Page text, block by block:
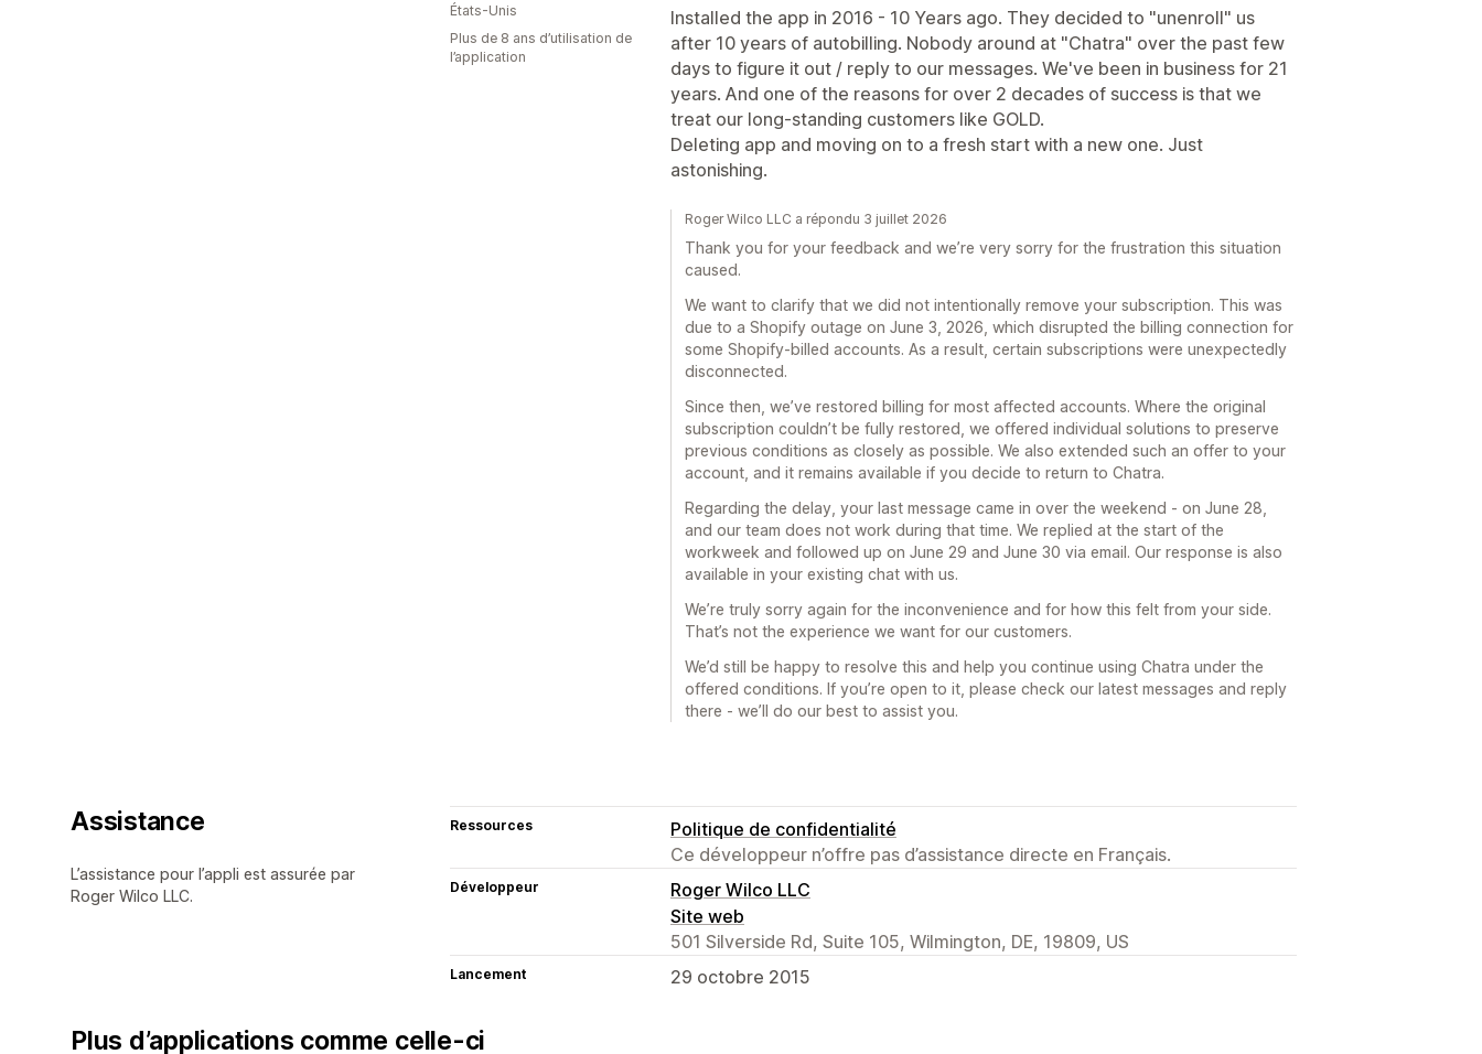
Installed the app in 2016 - 10 Years ago. They decided to "unenroll" us
after 10 years of autobilling. Nobody around at "Chatra" over the past few
days to figure it out / reply to our messages. We've been in business for 21
years. And one of the reasons for over 2 decades of success is that we
treat our long-standing customers like GOLD.
Deleting app and moving on to a fresh start with a new one. Just
astonishing.
États-Unis
Plus de 8 ans d’utilisation de
l’application
Roger Wilco LLC a répondu 3 juillet 2026
Thank you for your feedback and we’re very sorry for the frustration this situation
caused.
We want to clarify that we did not intentionally remove your subscription. This was
due to a Shopify outage on June 3, 2026, which disrupted the billing connection for
some Shopify-billed accounts. As a result, certain subscriptions were unexpectedly
disconnected.
Since then, we’ve restored billing for most affected accounts. Where the original
subscription couldn’t be fully restored, we offered individual solutions to preserve
previous conditions as closely as possible. We also extended such an offer to your
account, and it remains available if you decide to return to Chatra.
Regarding the delay, your last message came in over the weekend - on June 28,
and our team does not work during that time. We replied at the start of the
workweek and followed up on June 29 and June 30 via email. Our response is also
available in your existing chat with us.
We’re truly sorry again for the inconvenience and for how this felt from your side.
That’s not the experience we want for our customers.
We’d still be happy to resolve this and help you continue using Chatra under the
offered conditions. If you’re open to it, please check our latest messages and reply
there - we’ll do our best to assist you.
Assistance
L’assistance pour l’appli est assurée par
Roger Wilco LLC.
Ressources
Politique de confidentialité
Ce développeur n’offre pas d’assistance directe en Français.
Développeur
Roger Wilco LLC
Site web
501 Silverside Rd, Suite 105, Wilmington, DE, 19809, US
Lancement 29 octobre 2015
Plus d’applications comme celle-ci